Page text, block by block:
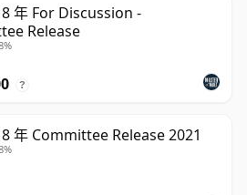
年 For Discussion -
Release
?
年 Committee Release 2021